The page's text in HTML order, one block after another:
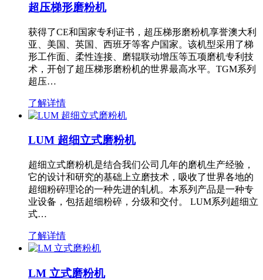
超压梯形磨粉机
获得了CE和国家专利证书，超压梯形磨粉机享誉澳大利
亚、美国、英国、西班牙等客户国家。该机型采用了梯
形工作面、柔性连接、磨辊联动增压等五项磨机专利技
术，开创了超压梯形磨粉机的世界最高水平。TGM系列
超压…
了解详情
LUM 超细立式磨粉机
超细立式磨粉机是结合我们公司几年的磨机生产经验，
它的设计和研究的基础上立磨技术，吸收了世界各地的
超细粉碎理论的一种先进的轧机。本系列产品是一种专
业设备，包括超细粉碎，分级和交付。 LUM系列超细立
式…
了解详情
LM 立式磨粉机